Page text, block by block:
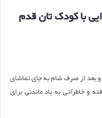
با کودک تان قدم
بعد از صرف شام به جای تماشای
و خاطراتی به یاد ماندنی برای